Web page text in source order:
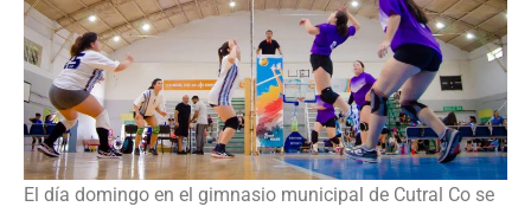
El día domingo en el gimnasio municipal de Cutral Co se